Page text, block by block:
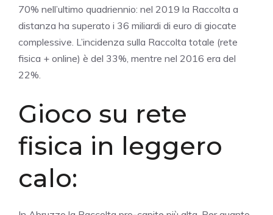
70% nell’ultimo quadriennio: nel 2019 la Raccolta a
distanza ha superato i 36 miliardi di euro di giocate
complessive. L’incidenza sulla Raccolta totale (rete
fisica + online) è del 33%, mentre nel 2016 era del
22%.
Gioco su rete
fisica in leggero
calo: